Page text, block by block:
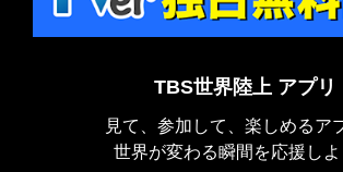
TBS世界陸上 アプリ
見て、参加して、楽しめるア
世界が変わる瞬間を応援しよ